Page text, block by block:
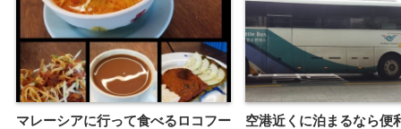
マレーシアに行って食べるロコフー
空港近くに泊まるなら便